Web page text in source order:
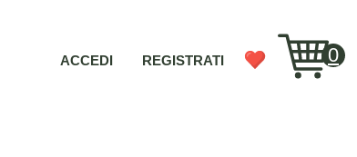
ACCEDI REGISTRATI 0